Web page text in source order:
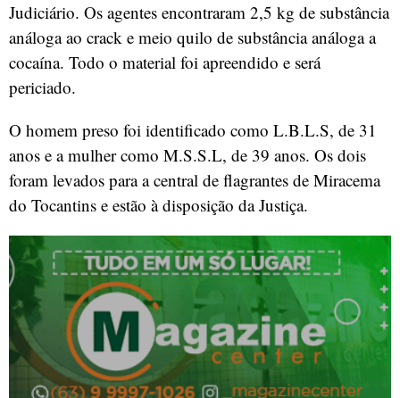
Judiciário. Os agentes encontraram 2,5 kg de substância
análoga ao crack e meio quilo de substância análoga a
cocaína. Todo o material foi apreendido e será
periciado.
O homem preso foi identificado como L.B.L.S, de 31
anos e a mulher como M.S.S.L, de 39 anos. Os dois
foram levados para a central de flagrantes de Miracema
do Tocantins e estão à disposição da Justiça.